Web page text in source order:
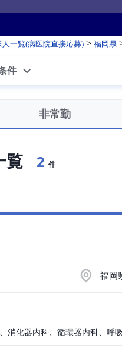
人一覧(病医院直接応募) > 福岡県
件
非常勤
覧 2 件
福岡